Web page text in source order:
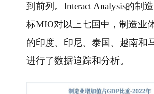
到前列。Interact Analysis的制
标MIO对以上七国中，制造业
的印度、印尼、泰国、越南和
进行了数据追踪和分析。